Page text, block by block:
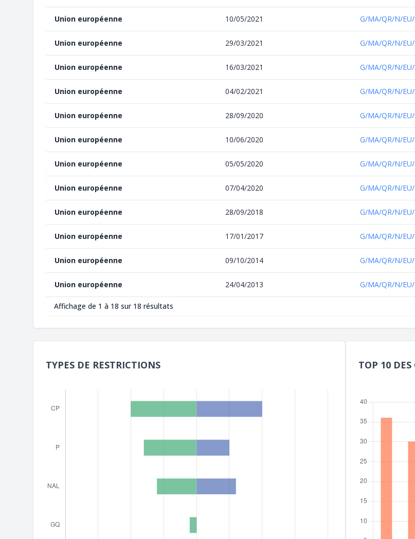
Union européenne 10/05/2021 G/MA/QR/N/
Union européenne 29/03/2021 G/MA/QR/N/
Union européenne 16/03/2021 G/MA/QR/N/
Union européenne 04/02/2021 G/MA/QR/N/
Union européenne 28/09/2020 G/MA/QR/N/
Union européenne 10/06/2020 G/MA/QR/N/
Union européenne 05/05/2020 G/MA/QR/N/
Union européenne 07/04/2020 G/MA/QR/N/
Union européenne 28/09/2018 G/MA/QR/N/
Union européenne 17/01/2017 G/MA/QR/N/
Union européenne 09/10/2014 G/MA/QR/N/
Union européenne 24/04/2013 G/MA/QR/N/EU/
Affichage de 1 à 18 sur 18 résultats
TYPES DE RESTRICTIONS TOP 10